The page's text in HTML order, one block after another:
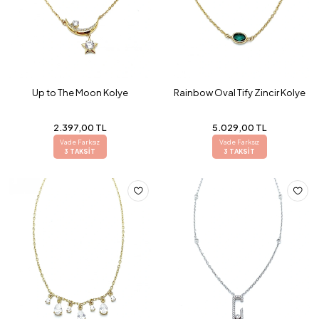
Up to The Moon Kolye
2.397,00 TL
Vade Farksız
3 TAKSİT
Rainbow Oval Tify Zincir Kolye
5.029,00 TL
Vade Farksız
3 TAKSİT